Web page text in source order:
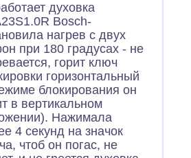
духовка
Bosch-
нагрев с двух
при 180 градусах - не
горит ключ
горизонтальный
блокирования он
в вертикальном
Нажимала
4 секунд на значок
чтоб он погас, не